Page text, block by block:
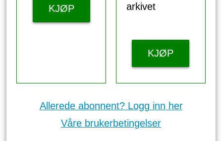
KJØP
arkivet
KJØP
Allerede abonnent? Logg inn her
Våre brukerbetingelser